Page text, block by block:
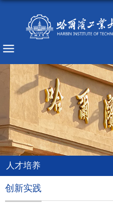
人才培养
创新实践